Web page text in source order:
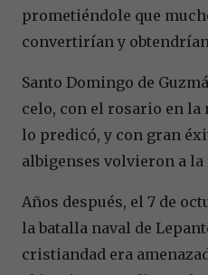
prometiéndole que
convertirían y
Santo Domingo de
celo, con el rosario en la
lo predicó, y con gran
albigenses volvieron a la
Años después, el 7 de
la batalla naval de
cristiandad era